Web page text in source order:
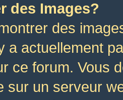
des Images?
des
a actuellement
ce forum. Vous
sur un serveur